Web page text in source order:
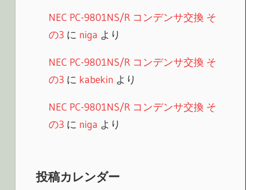
NEC PC-9801NS/R コンデンサ交換 そ
の3 に niga より
NEC PC-9801NS/R コンデンサ交換 そ
の3 に kabekin より
NEC PC-9801NS/R コンデンサ交換 そ
の3 に niga より
投稿カレンダー